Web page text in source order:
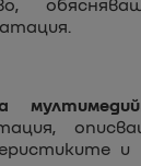
и